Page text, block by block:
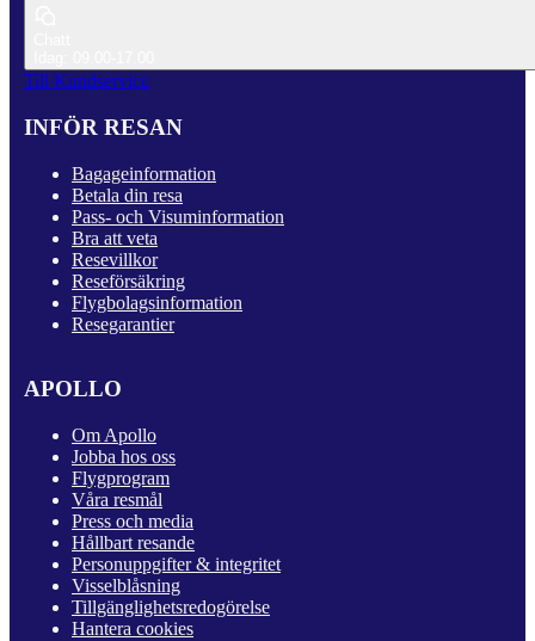
Till Kundservice
INFÖR RESAN
Bagageinformation
Betala din resa
Pass- och Visuminformation
Bra att veta
Resevillkor
Reseförsäkring
Flygbolagsinformation
Resegarantier
APOLLO
Om Apollo
Jobba hos oss
Flygprogram
Våra resmål
Press och media
Hållbart resande
Personuppgifter & integritet
Visselblåsning
Tillgänglighetsredogörelse
Hantera cookies